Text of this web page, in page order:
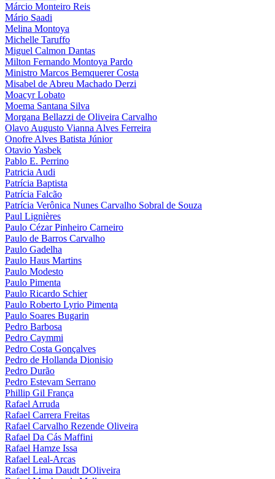
Márcio Monteiro Reis
Mário Saadi
Melina Montoya
Michelle Taruffo
Miguel Calmon Dantas
Milton Fernando Montoya Pardo
Ministro Marcos Bemquerer Costa
Misabel de Abreu Machado Derzi
Moacyr Lobato
Moema Santana Silva
Morgana Bellazzi de Oliveira Carvalho
Olavo Augusto Vianna Alves Ferreira
Onofre Alves Batista Júnior
Otavio Yasbek
Pablo E. Perrino
Patricia Audi
Patrícia Baptista
Patrícia Falcão
Patrícia Verônica Nunes Carvalho Sobral de Souza
Paul Lignières
Paulo Cézar Pinheiro Carneiro
Paulo de Barros Carvalho
Paulo Gadelha
Paulo Haus Martins
Paulo Modesto
Paulo Pimenta
Paulo Ricardo Schier
Paulo Roberto Lyrio Pimenta
Paulo Soares Bugarin
Pedro Barbosa
Pedro Caymmi
Pedro Costa Gonçalves
Pedro de Hollanda Dionisio
Pedro Durão
Pedro Estevam Serrano
Phillip Gil França
Rafael Arruda
Rafael Carrera Freitas
Rafael Carvalho Rezende Oliveira
Rafael Da Cás Maffini
Rafael Hamze Issa
Rafael Leal-Arcas
Rafael Lima Daudt DOliveira